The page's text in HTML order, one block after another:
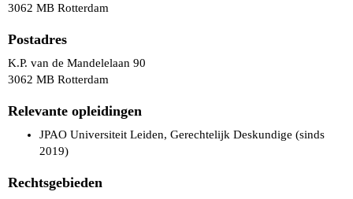
3062 MB Rotterdam
Postadres
K.P. van de Mandelelaan 90
3062 MB Rotterdam
Relevante opleidingen
JPAO Universiteit Leiden, Gerechtelijk Deskundige (sinds
2019)
Rechtsgebieden